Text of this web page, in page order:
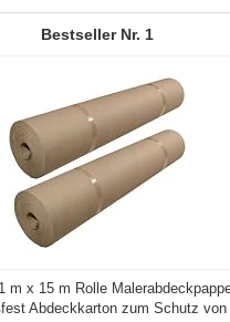
1
m x 15 m Rolle
Abdeckkarton zum Schutz von